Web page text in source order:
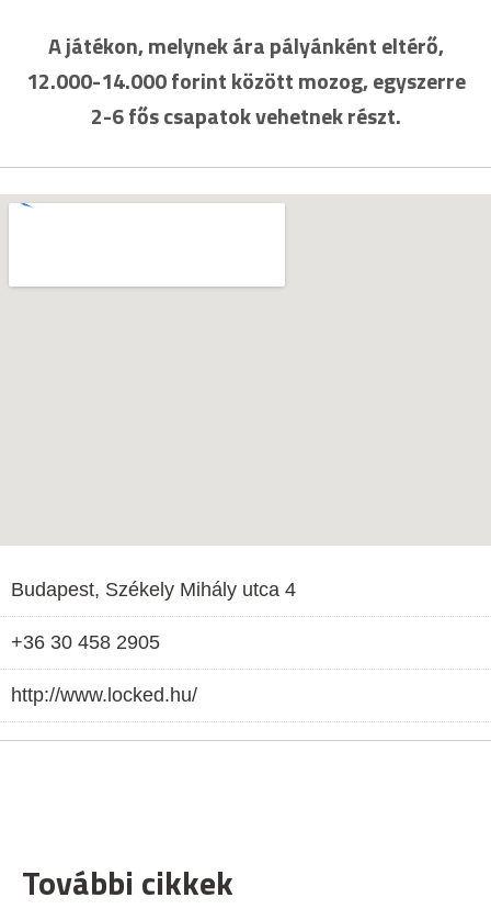
A játékon, melynek ára pályánként eltérő,
12.000-14.000 forint között mozog, egyszerre
2-6 fős csapatok vehetnek részt.
Budapest, Székely Mihály utca 4
+36 30 458 2905
http://www.locked.hu/
További cikkek